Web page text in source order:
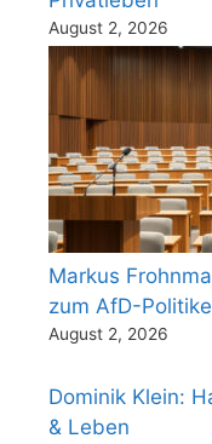
August 2, 2026
Markus
zum AfD-
August 2, 2026
Dominik Klein:
& Leben